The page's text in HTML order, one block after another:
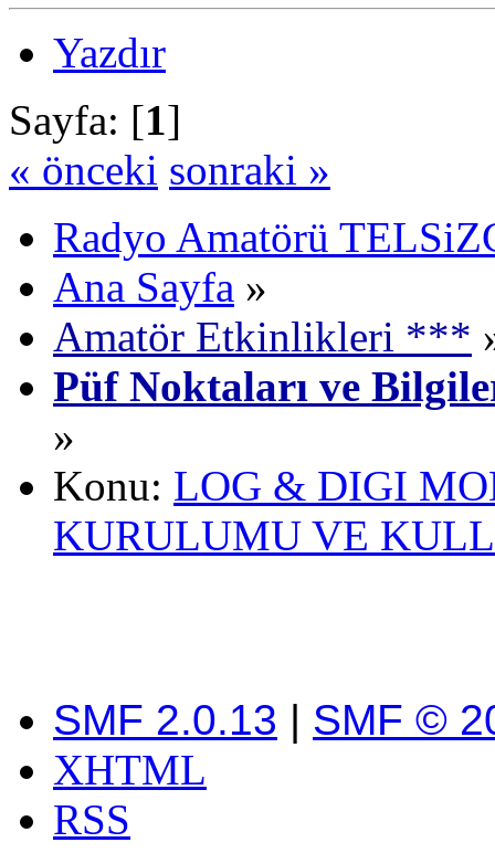
Yazdır
Sayfa: [1]
« önceki sonraki »
Radyo Amatörü
Ana Sayfa »
Amatör Etkinlikleri ***
Püf Noktaları ve
»
Konu: LOG & DIGI
KURULUMU VE
SMF 2.0.13 | SMF ©
XHTML
RSS